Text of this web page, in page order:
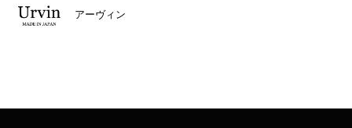
アーヴィン